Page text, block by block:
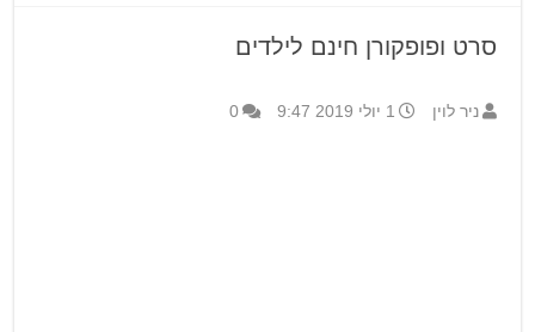
סרט ופופקורן חינם לילדים
ניר לוין 1 יולי 2019 9:47 0